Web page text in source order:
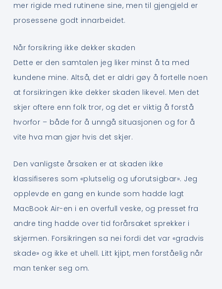
mer rigide med rutinene sine, men til gjengjeld er
prosessene godt innarbeidet.
Når forsikring ikke dekker skaden
Dette er den samtalen jeg liker minst å ta med
kundene mine. Altså, det er aldri gøy å fortelle noen
at forsikringen ikke dekker skaden likevel. Men det
skjer oftere enn folk tror, og det er viktig å forstå
hvorfor – både for å unngå situasjonen og for å
vite hva man gjør hvis det skjer.
Den vanligste årsaken er at skaden ikke
klassifiseres som «plutselig og uforutsigbar». Jeg
opplevde en gang en kunde som hadde lagt
MacBook Air-en i en overfull veske, og presset fra
andre ting hadde over tid forårsaket sprekker i
skjermen. Forsikringen sa nei fordi det var «gradvis
skade» og ikke et uhell. Litt kjipt, men forståelig når
man tenker seg om.